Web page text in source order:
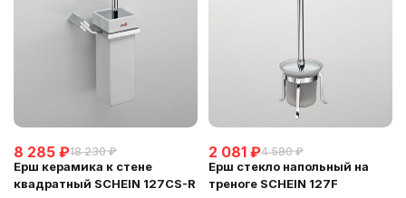
8 285 ₽18 230 ₽
Ерш керамика к стене
квадратный SCHEIN 127CS-R
2 081 ₽4 580 ₽
Ерш стекло напольный на
треноге SCHEIN 127F